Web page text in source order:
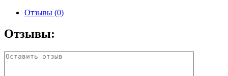
Отзывы (0)
Отзывы: